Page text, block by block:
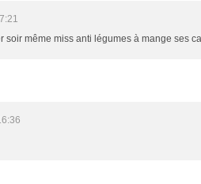
soir même miss anti légumes à mange ses